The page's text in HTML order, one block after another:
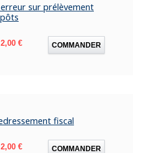
sur prélèvement
Prix
2,00 € COMMANDER
fiscal
Prix
2,00 € COMMANDER